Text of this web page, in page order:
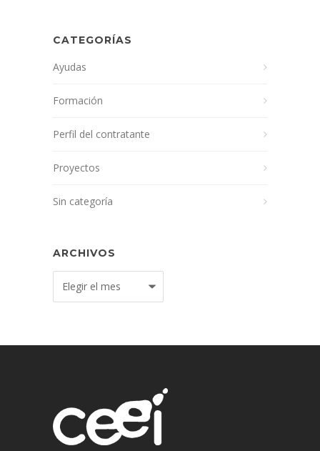
CATEGORÍAS
Ayudas
Formación
Perfil del contratante
Proyectos
Sin categoría
ARCHIVOS